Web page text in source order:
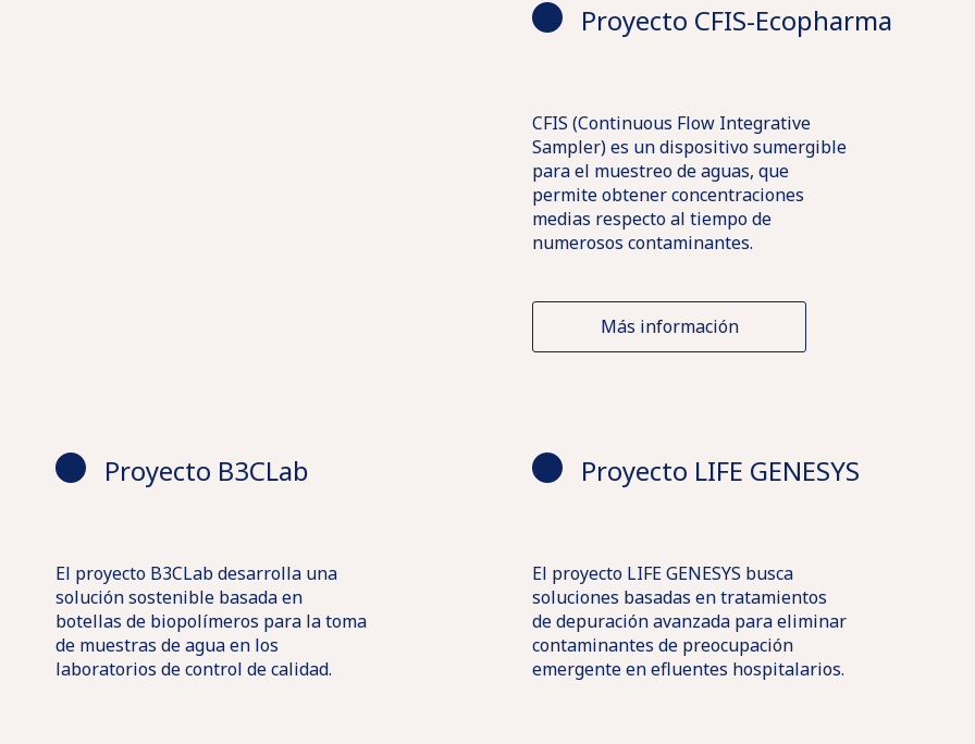
Proyecto CFIS-Ecopharma
CFIS (Continuous Flow Integrative
Sampler) es un dispositivo sumergible
para el muestreo de aguas, que
permite obtener concentraciones
medias respecto al tiempo de
numerosos contaminantes.
Más información
Proyecto B3CLab
El proyecto B3CLab desarrolla una
solución sostenible basada en
botellas de biopolímeros para la toma
de muestras de agua en los
laboratorios de control de calidad.
Proyecto LIFE GENESYS
El proyecto LIFE GENESYS busca
soluciones basadas en tratamientos
de depuración avanzada para eliminar
contaminantes de preocupación
emergente en efluentes hospitalarios.